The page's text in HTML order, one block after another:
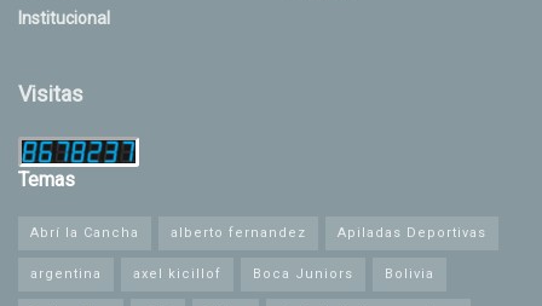
Institucional
Visitas
Temas
Abrí la Cancha alberto fernandez Apiladas Deportivas
argentina axel kicillof Boca Juniors Bolivia